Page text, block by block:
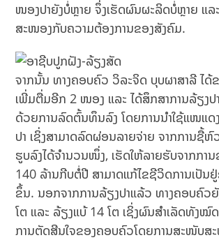
ໜອງປາຍັງບໍ່ຫຼາຍ ຈຶ່ງເຮັດຜົນຜະລິດບໍ່ຫຼາຍ ແລ
ສະໜອງກັບຄວາມຕ້ອງການຂອງສັງຄົມ.
ຈາກນັ້ນ ທາງຄອບຄົວ ວິລະຈິດ ບຸບຜາສາລີ ໄ
ເພີ່ມຕື່ມອີກ 2 ໜອງ ແລະ ໄດ້ສຶກສາການລ້ຽງປ
ດ້ວຍການລົດຕົ້ນທຶນລົງ ໂດຍການນໍາໃຊ້ແໜແດ
ປາ ເຊິ່ງສາມາດລົດຜ່ອນລາຍຈ່າຍ ຈາກການຊື້ຫົ
ຮູບລົງໄດ້ຈຳນວນໜຶ່ງ, ເຮັດໃຫ້ລາຍຮັບຈາກການ
140 ລ້ານກີບຕໍ່ປີ ສາມາດແກ້ໄຂຊີວິດການເປັ
ຂຶ້ນ. ນອກຈາກການລ້ຽງປາແລ້ວ ທາງຄອບຄົວ
ໂຕ ແລະ ລ້ຽງແບ້ 14 ໂຕ ເຊິ່ງຜົນສໍາເລັດທັງ
ການຕັດສີນໃຈຂອງຄອບຄົວໂດຍການສະໜັບສ